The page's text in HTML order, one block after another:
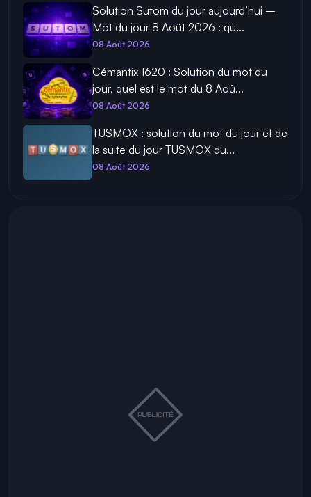
Solution Sutom du jour aujourd’hui –
Mot du jour 8 Août 2026 : qu...
08 Août 2026
Cémantix 1620 : Solution du mot du
jour, quel est le mot du 8 Aoû...
08 Août 2026
TUSMOX : solution du mot du jour et de
la suite du jour TUSMOX du...
08 Août 2026